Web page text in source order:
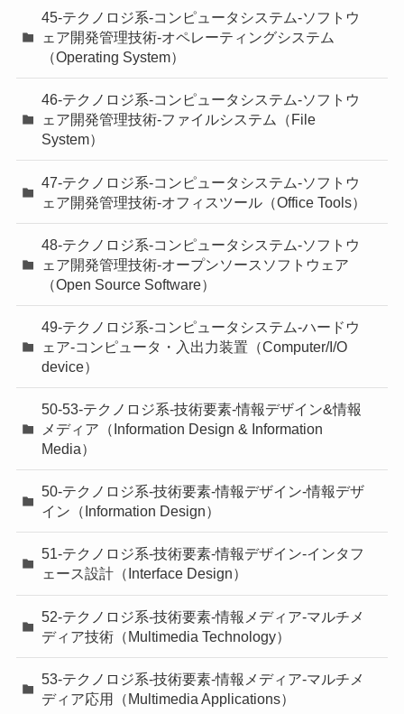
45-テクノロジ系-コンピュータシステム-ソフトウ
ェア開発管理技術-オペレーティングシステム
（Operating System）
46-テクノロジ系-コンピュータシステム-ソフトウ
ェア開発管理技術-ファイルシステム（File
System）
47-テクノロジ系-コンピュータシステム-ソフトウ
ェア開発管理技術-オフィスツール（Office Tools）
48-テクノロジ系-コンピュータシステム-ソフトウ
ェア開発管理技術-オープンソースソフトウェア
（Open Source Software）
49-テクノロジ系-コンピュータシステム-ハードウ
ェア-コンピュータ・入出力装置（Computer/I/O
device）
50-53-テクノロジ系-技術要素-情報デザイン&情報
メディア（Information Design & Information
Media）
50-テクノロジ系-技術要素-情報デザイン-情報デザ
イン（Information Design）
51-テクノロジ系-技術要素-情報デザイン-インタフ
ェース設計（Interface Design）
52-テクノロジ系-技術要素-情報メディア-マルチメ
ディア技術（Multimedia Technology）
53-テクノロジ系-技術要素-情報メディア-マルチメ
ディア応用（Multimedia Applications）